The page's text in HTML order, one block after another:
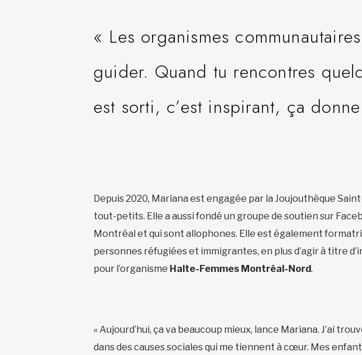
« Les organismes
guider. Quand tu rencontres
est sorti, c’est inspirant, ça
Depuis 2020, Mariana est engagée par la Joujouthèque
tout-petits. Elle a aussi fondé un groupe de soutien sur
Montréal et qui sont allophones. Elle est également
personnes réfugiées et immigrantes, en plus d’agir à titre
pour l’organisme Halte-Femmes Montréal-Nord.
« Aujourd’hui, ça va beaucoup mieux, lance Mariana. J’ai
dans des causes sociales qui me tiennent à cœur. Mes